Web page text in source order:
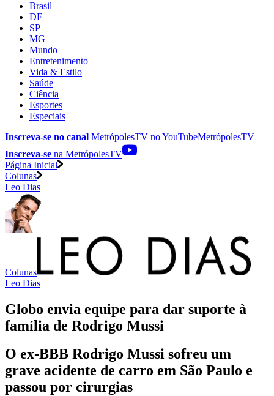
Brasil
DF
SP
MG
Mundo
Entretenimento
Vida & Estilo
Saúde
Ciência
Esportes
Especiais
Inscreva-se no canal MetrópolesTV noYouTubeMetrópolesTV
Inscreva-se na MetrópolesTV
Página Inicial
Colunas
Leo Dias
Colunas
Leo Dias
Globo envia equipe para dar suporte à
família de Rodrigo Mussi
O ex-BBB Rodrigo Mussi sofreu um
grave acidente de carro em São Paulo e
passou por cirurgias